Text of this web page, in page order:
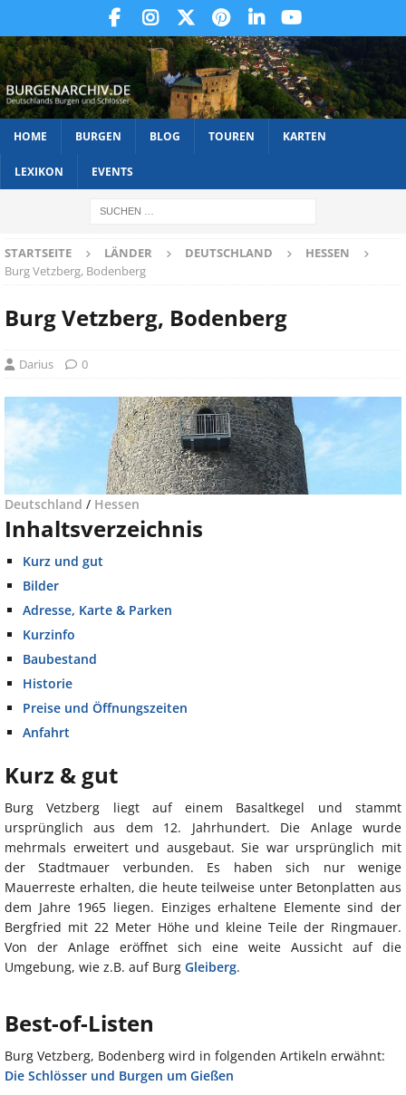
HOME BURGEN BLOG TOUREN KARTEN
LEXIKON EVENTS
STARTSEITE LÄNDER DEUTSCHLAND
HESSEN
Burg Vetzberg, Bodenberg
Burg Vetzberg, Bodenberg
Darius 0
Deutschland / Hessen
Inhaltsverzeichnis
Kurz und gut
Bilder
Adresse, Karte & Parken
Kurzinfo
Baubestand
Historie
Preise und Öffnungszeiten
Anfahrt
Kurz & gut
Burg Vetzberg liegt auf einem Basaltkegel und stammt
ursprünglich aus dem 12. Jahrhundert. Die Anlage wurde
mehrmals erweitert und ausgebaut. Sie war ursprünglich mit
der Stadtmauer verbunden. Es haben sich nur wenige
Mauerreste erhalten, die heute teilweise unter Betonplatten aus
dem Jahre 1965 liegen. Einziges erhaltene Elemente sind der
Bergfried mit 22 Meter Höhe und kleine Teile der Ringmauer.
Von der Anlage eröffnet sich eine weite Aussicht auf die
Umgebung, wie z.B. auf Burg Gleiberg.
Best-of-Listen
Burg Vetzberg, Bodenberg wird in folgenden Artikeln erwähnt:
Die Schlösser und Burgen um Gießen